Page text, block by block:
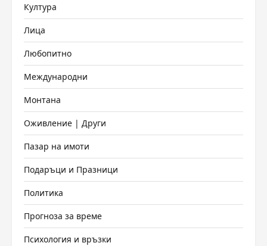
Култура
Лица
Любопитно
Международни
Монтана
Оживление | Други
Пазар на имоти
Подаръци и Празници
Политика
Прогноза за време
Психология и връзки